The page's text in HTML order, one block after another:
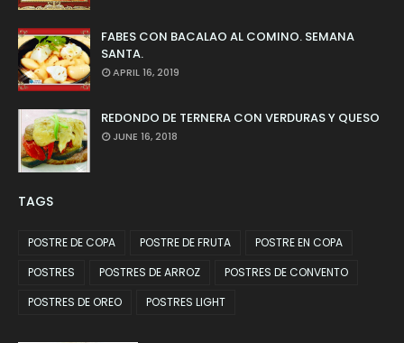
FABES CON BACALAO AL COMINO. SEMANA
SANTA.
APRIL 16, 2019
REDONDO DE TERNERA CON VERDURAS Y QUESO
JUNE 16, 2018
TAGS
POSTRE DE COPA POSTRE DE FRUTA
POSTRE EN COPA
POSTRES
POSTRES DE ARROZ
POSTRES DE CONVENTO
POSTRES DE OREO
POSTRES LIGHT